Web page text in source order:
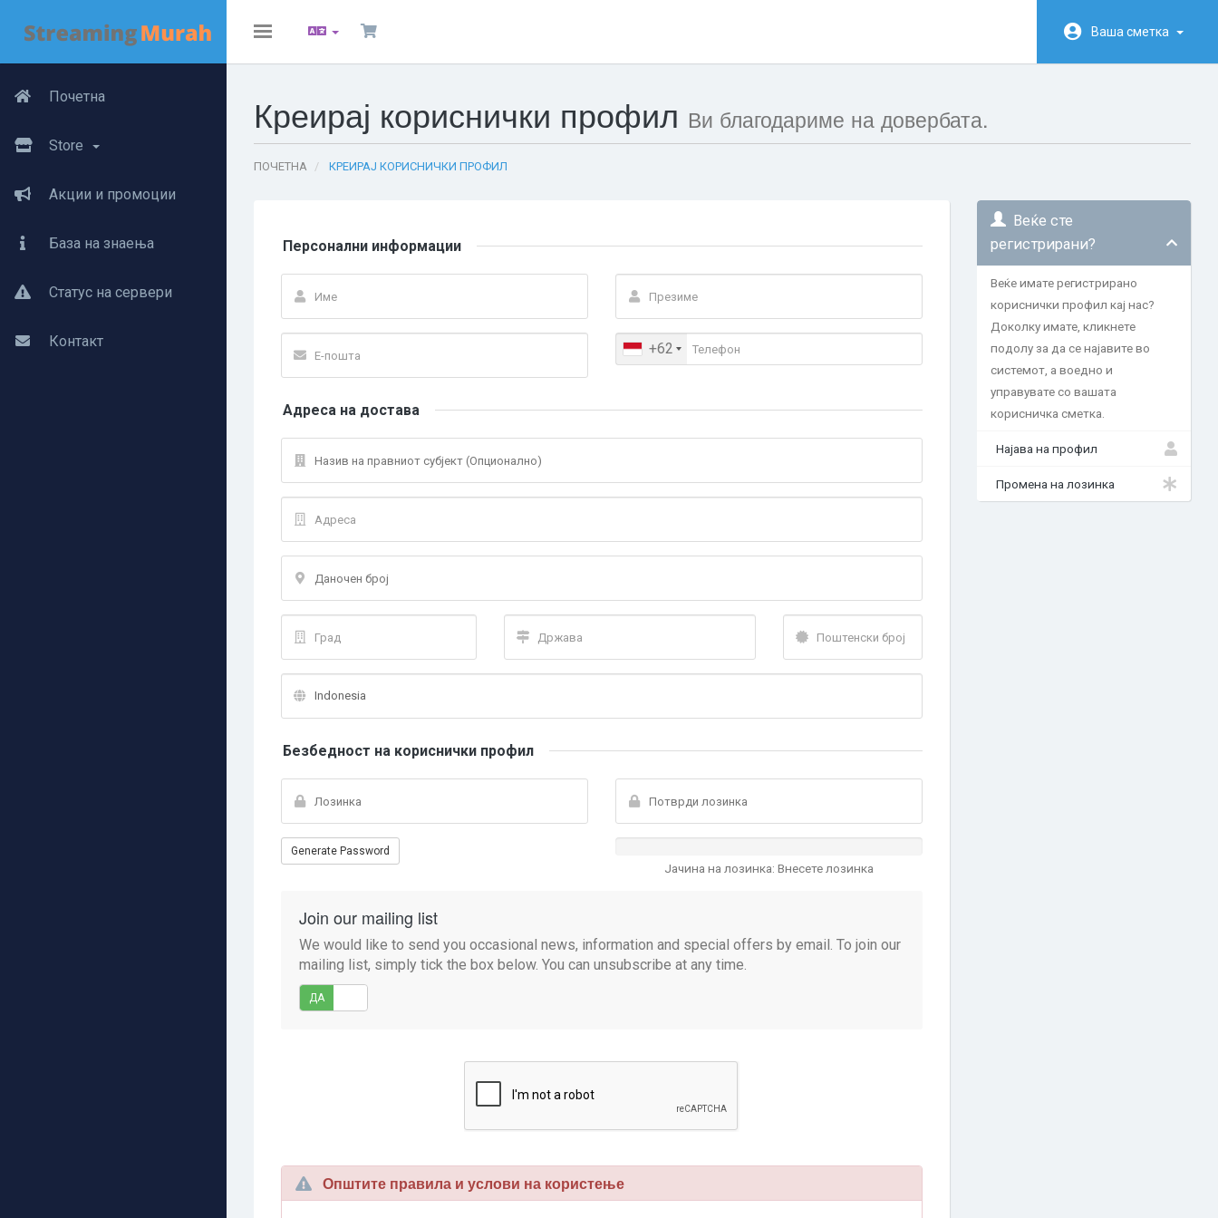
Toggle
Ваша сметка
Почетна
Store
Акции и промоции
База на знаења
Статус на сервери
Контакт
Креирај кориснички профил Ви благодариме на довербата.
ПОЧЕТНА КРЕИРАЈ КОРИСНИЧКИ ПРОФИЛ
Веќе сте
регистрирани?
Веќе имате регистрирано
кориснички профил кај нас?
Доколку имате, кликнете
подолу за да се најавите во
системот, а воедно и
управувате со вашата
корисничка сметка.
Најава на профил
Промена на лозинка
Персонални информации
+62
Адреса на достава
Безбедност на кориснички профил
Generate Password
Јачина на лозинка: Внесете лозинка
Join our mailing list
We would like to send you occasional news, information and special offers by email. To join our
mailing list, simply tick the box below. You can unsubscribe at any time.
ДА
Општите правила и услови на користење